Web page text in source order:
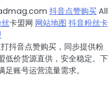
抖音点赞购买All
卡盟网 网站地图 抖音粉丝卡
抖音点赞购买，同步提供粉
低价货源直供，安全稳定。下
账号运营流量需求。